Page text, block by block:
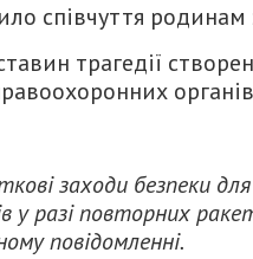
співчуття родинам
трагедії
заходи безпеки
у разі повторних
повідомленні.